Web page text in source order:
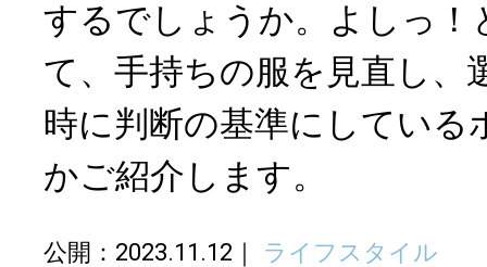
するでしょうか。よしっ！
て、手持ちの服を見直し、
時に判断の基準にしている
かご紹介します。
公開：2023.11.12 ライフスタイル